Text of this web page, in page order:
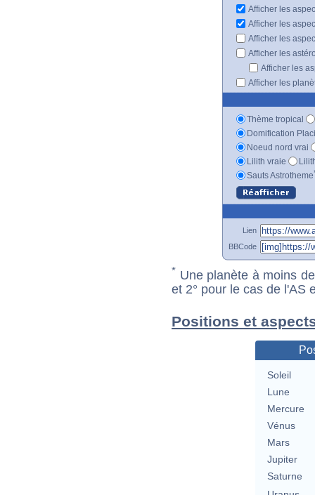
Afficher les
Afficher les
Afficher les
Afficher les
Afficher les
Afficher les
Thème tropical
Domification
Noeud nord vrai
Lilith vraie
Sauts Astrotheme
Lien
BBCode
* Une planète à moins
et 2° pour le cas de l'AS
Positions et
Soleil
Lune
Mercure
Vénus
Mars
Jupiter
Saturne